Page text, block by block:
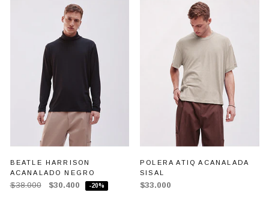
BEATLE HARRISON
ACANALADO NEGRO
$38.000 $30.400 -20%
POLERA ATIQ ACANALADA
SISAL
$33.000